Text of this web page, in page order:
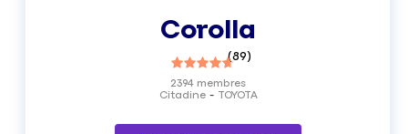
Corolla
(89)
Citadine TOYOTA
2394membres